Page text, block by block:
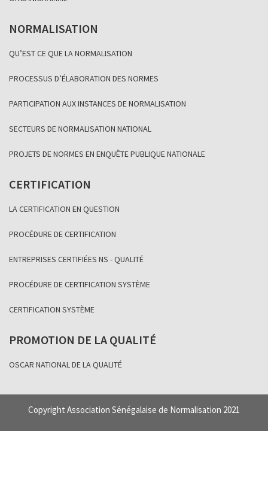
NORMALISATION
QU’EST CE QUE LA NORMALISATION
PROCESSUS D’ÉLABORATION DES NORMES
PARTICIPATION AUX INSTANCES DE NORMALISATION
SECTEURS DE NORMALISATION NATIONAL
PROJETS DE NORMES EN ENQUÊTE PUBLIQUE NATIONALE
CERTIFICATION
LA CERTIFICATION EN QUESTION
PROCÉDURE DE CERTIFICATION
ENTREPRISES CERTIFIÉES NS - QUALITÉ
PROCÉDURE DE CERTIFICATION SYSTÈME
CERTIFICATION SYSTÈME
PROMOTION DE LA QUALITÉ
OSCAR NATIONAL DE LA QUALITÉ
Copyright Association Sénégalaise de Normalisation 2021